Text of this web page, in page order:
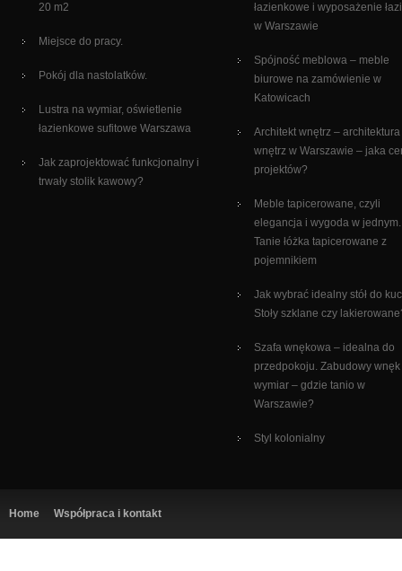
20 m2
Miejsce do pracy.
Pokój dla nastolatków.
Lustra na wymiar, oświetlenie
łazienkowe sufitowe Warszawa
Jak zaprojektować funkcjonalny i
trwały stolik kawowy?
łazienkowe i wyposażenie
w Warszawie
Spójność meblowa – meble
biurowe na zamówienie w
Katowicach
Architekt wnętrz – architektura
wnętrz w Warszawie – jaka
projektów?
Meble tapicerowane, czyli
elegancja i wygoda w jednym.
Tanie łóżka tapicerowane z
pojemnikiem
Jak wybrać idealny stół do
Stoły szklane czy
Szafa wnękowa – idealna do
przedpokoju. Zabudowy
wymiar – gdzie tanio w
Warszawie?
Styl kolonialny
Home Współpraca i kontakt